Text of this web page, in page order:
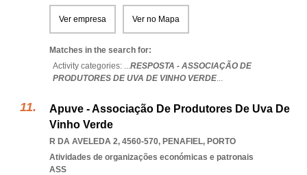
Ver empresa Ver no Mapa
Matches in the search for:
Activity categories: ...RESPOSTA - ASSOCIAÇÃO DE
PRODUTORES DE UVA DE VINHO VERDE...
Apuve - Associação De Produtores De Uva De
Vinho Verde
R DA AVELEDA 2, 4560-570, PENAFIEL, PORTO
Atividades de organizações económicas e patronais
ASS